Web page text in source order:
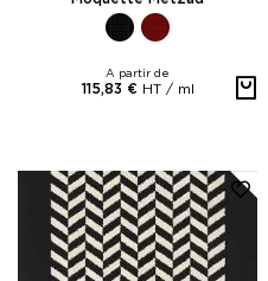
A partir de
115,83 € HT / ml